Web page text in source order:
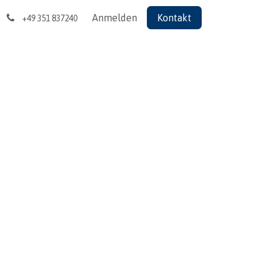
+49 351 837240 Anmelden Kontakt